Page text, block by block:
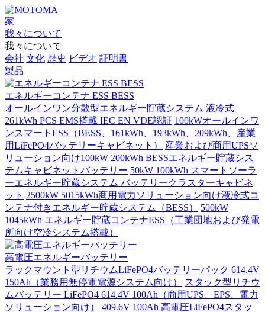
家
我々について
我々について
会社 文化 歴史 ビデオ 証明書
製品
エネルギーコンテナ ESS BESS
オールインワン分散型エネルギー貯蔵システム 液冷式
261kWh PCS EMS搭載 IEC EN VDE認証 100kWオールインワ
ンスマートESS（BESS、161kWh、193kWh、209kWh、産業
用LiFePO4バッテリーキャビネット）
産業および商用UPSソ
リューション向け100kW 200kWh BESSエネルギー貯蔵シス
テムキャビネットバッテリー 50kW 100kWh スマートソーラ
ーエネルギー貯蔵システム バッテリークラスターキャビネ
ット 2500kW 5015kWh商用電力ソリューション向け液冷式コ
ンテナ付きエネルギー貯蔵システム（BESS）
500kW
1045kWh エネルギー貯蔵コンテナESS（工業団地および発電
所向け空冷システム搭載）
高電圧エネルギーバッテリー
ラックマウント型リチウムLiFePO4バッテリーパック 614.4V
150Ah（業務用無停電電源システム向け）
スタック型リチウ
ムバッテリー LiFePO4 614.4V 100Ah（商用UPS、EPS、電力
ソリューション向け）
409.6V 100Ah 高電圧LiFePO4スタッ